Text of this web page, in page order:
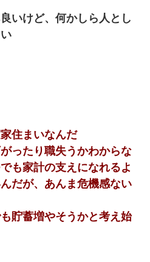
いけど、何かしら人とし
住まいなんだ
ったり職失うかわからな
も家計の支えになれるよ
だが、あんま危機感ない
貯蓄増やそうかと考え始